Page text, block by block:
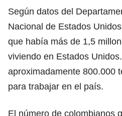
Según datos del
Nacional de Estados
que había más de 1,5
viviendo en Estados Unidos
aproximadamente 800.000
para trabajar en el país.
El número de colombianos